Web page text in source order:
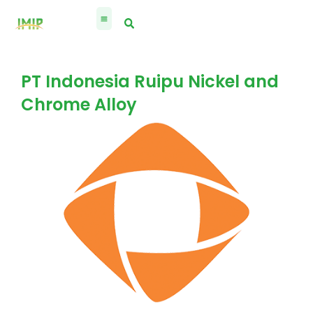
PT Indonesia Ruipu Nickel and
Chrome Alloy